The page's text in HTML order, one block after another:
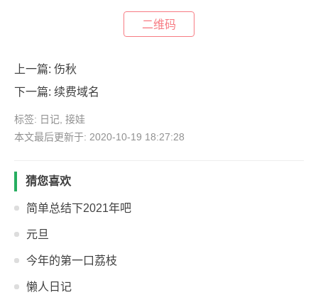
二维码
上一篇: 伤秋
下一篇: 续费域名
标签: 日记 接娃
本文最后更新于: 2020-10-19 18:27:28
猜您喜欢
简单总结下2021年吧
元旦
今年的第一口荔枝
懒人日记